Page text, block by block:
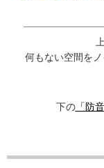
何もない空間を
下の「防